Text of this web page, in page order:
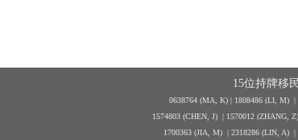
15位持牌移
0638764 (MA, K) | 1808486 (LI, M) |
1574803 (CHEN, J) | 1570012 (ZHANG,
1700363 (JIA, M) | 2318286 (LIN, A) |